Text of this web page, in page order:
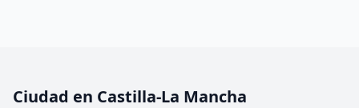
Ciudad en Castilla-La Mancha